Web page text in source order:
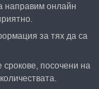
направим онлайн
за тях да са
посочени на